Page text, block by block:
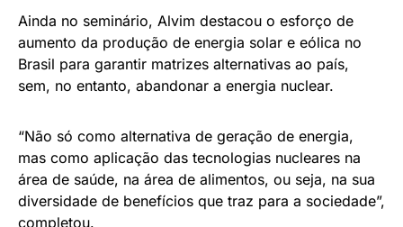
Ainda no seminário, Alvim destacou o esforço de
aumento da produção de energia solar e eólica no
Brasil para garantir matrizes alternativas ao país,
sem, no entanto, abandonar a energia nuclear.
“Não só como alternativa de geração de energia,
mas como aplicação das tecnologias nucleares na
área de saúde, na área de alimentos, ou seja, na sua
diversidade de benefícios que traz para a sociedade”,
completou.